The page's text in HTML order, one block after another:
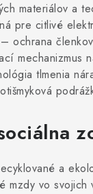
materiálov a
pre citlivé
– ochrana
mechanizmus
tlmenia
a
mzdy vo svojich